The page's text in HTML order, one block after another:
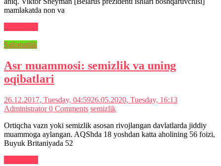
mamlakatda non va
Salomatlik
Asr muammosi: semizlik va uning
oqibatlari
26.12.2017, Tuesday, 04:5926.05.2020, Tuesday, 16:13
Administrator0 Comments semizlik
Ortiqcha vazn yoki semizlik asosan rivojlangan davlatlarda jiddiy
muammoga aylangan. AQShda 18 yoshdan katta aholining 56 foizi,
Buyuk Britaniyada 52